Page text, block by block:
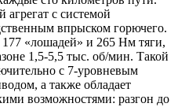
с системой
впрыском горючего.
«лошадей» и 265 Нм тяги,
1,5-5,5 тыс. об/мин. Такой
с 7-уровневым
а также обладает
возможностями: разгон до